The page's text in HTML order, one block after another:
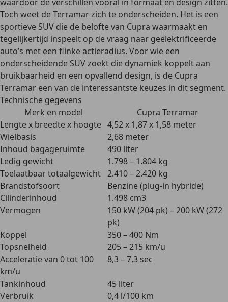
Toch weet de Terramar zich te onderscheiden. Het is een
sportieve SUV die de belofte van Cupra waarmaakt en
tegelijkertijd inspeelt op de vraag naar geëlektrificeerde
auto’s met een flinke actieradius. Voor wie een
onderscheidende SUV zoekt die dynamiek koppelt aan
bruikbaarheid en een opvallend design, is de Cupra
Terramar een van de interessantste keuzes in dit segment.
Technische gegevens
Merk en model
Cupra Terramar
Lengte x breedte x hoogte 4,52 x 1,87 x 1,58 meter
Wielbasis
2,68 meter
Inhoud bagageruimte
490 liter
Ledig gewicht
1.798 – 1.804 kg
Toelaatbaar totaalgewicht 2.410 – 2.420 kg
Brandstofsoort
Benzine (plug-in hybride)
Cilinderinhoud
1.498 cm3
Vermogen
150 kW (204 pk) – 200 kW (272
pk)
Koppel
350 – 400 Nm
Topsnelheid
205 – 215 km/u
Acceleratie van 0 tot 100
km/u
8,3 – 7,3 sec
Tankinhoud
45 liter
Verbruik
0,4 l/100 km